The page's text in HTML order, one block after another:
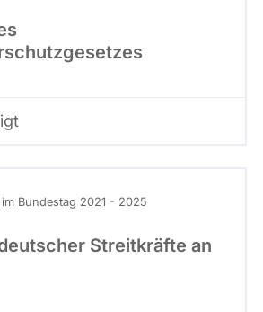
Bundestag 2021 - 2025
Streitkräfte an